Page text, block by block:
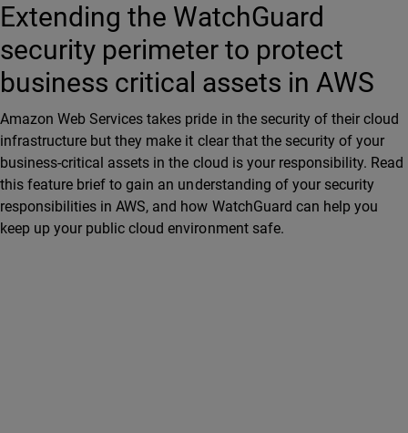
Extending the WatchGuard
security perimeter to protect
business critical assets in AWS
Amazon Web Services takes pride in the security of their cloud
infrastructure but they make it clear that the security of your
business-critical assets in the cloud is your responsibility. Read
this feature brief to gain an understanding of your security
responsibilities in AWS, and how WatchGuard can help you
keep up your public cloud environment safe.